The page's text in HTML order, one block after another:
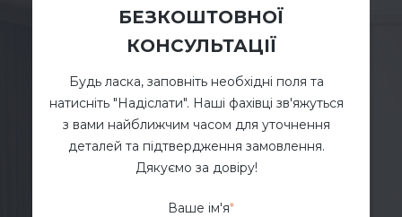
БЕЗКОШТОВНОЇ
КОНСУЛЬТАЦІЇ
Будь ласка, заповніть необхідні поля та
натисніть "Надіслати". Наші фахівці зв'яжуться
з вами найближчим часом для уточнення
деталей та підтвердження замовлення.
Дякуємо за довіру!
Ваше ім'я*